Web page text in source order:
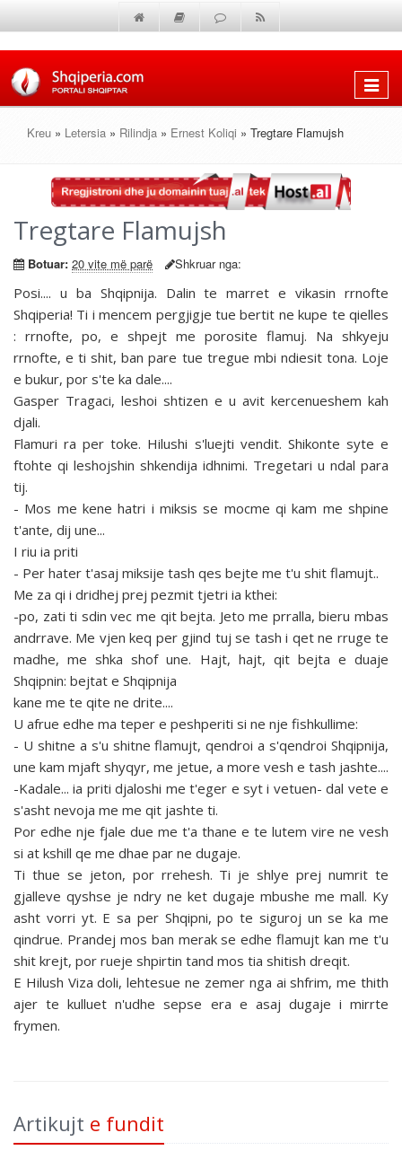
Shfaq
Kreu » Letersia » Rilindja » Ernest Koliqi » Tregtare Flamujsh
Tregtare Flamujsh
Botuar: 20 vite më parë Shkruar nga:
Posi.... u ba Shqipnija. Dalin te marret e vikasin rrnofte
Shqiperia! Ti i mencem pergjigje tue bertit ne kupe te qielles
: rrnofte, po, e shpejt me porosite flamuj. Na shkyeju
rrnofte, e ti shit, ban pare tue tregue mbi ndiesit tona. Loje
e bukur, por s'te ka dale....
Gasper Tragaci, leshoi shtizen e u avit kercenueshem kah
djali.
Flamuri ra per toke. Hilushi s'luejti vendit. Shikonte syte e
ftohte qi leshojshin shkendija idhnimi. Tregetari u ndal para
tij.
- Mos me kene hatri i miksis se mocme qi kam me shpine
t'ante, dij une...
I riu ia priti
- Per hater t'asaj miksije tash qes bejte me t'u shit flamujt..
Me za qi i dridhej prej pezmit tjetri ia kthei:
-po, zati ti sdin vec me qit bejta. Jeto me prralla, bieru mbas
andrrave. Me vjen keq per gjind tuj se tash i qet ne rruge te
madhe, me shka shof une. Hajt, hajt, qit bejta e duaje
Shqipnin: bejtat e Shqipnija
kane me te qite ne drite....
U afrue edhe ma teper e peshperiti si ne nje fishkullime:
- U shitne a s'u shitne flamujt, qendroi a s'qendroi Shqipnija,
une kam mjaft shyqyr, me jetue, a more vesh e tash jashte....
-Kadale... ia priti djaloshi me t'eger e syt i vetuen- dal vete e
s'asht nevoja me me qit jashte ti.
Por edhe nje fjale due me t'a thane e te lutem vire ne vesh
si at kshill qe me dhae par ne dugaje.
Ti thue se jeton, por rrehesh. Ti je shlye prej numrit te
gjalleve qyshse je ndry ne ket dugaje mbushe me mall. Ky
asht vorri yt. E sa per Shqipni, po te siguroj un se ka me
qindrue. Prandej mos ban merak se edhe flamujt kan me t'u
shit krejt, por rueje shpirtin tand mos tia shitish dreqit.
E Hilush Viza doli, lehtesue ne zemer nga ai shfrim, me thith
ajer te kulluet n'udhe sepse era e asaj dugaje i mirrte
frymen.
Artikujt e fundit